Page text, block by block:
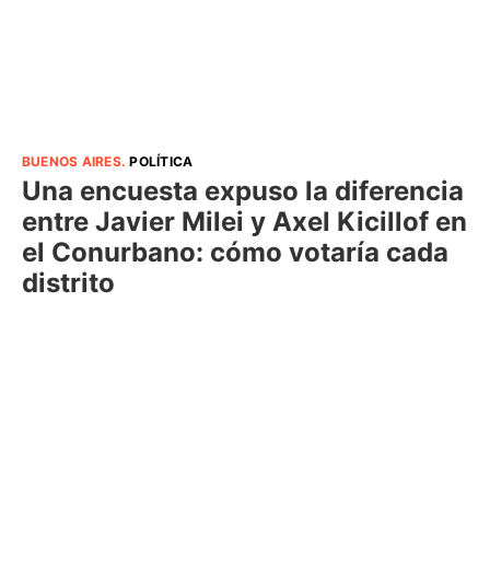
BUENOS AIRES.POLÍTICA
Una encuesta expuso la diferencia
entre Javier Milei y Axel Kicillof en
el Conurbano: cómo votaría cada
distrito